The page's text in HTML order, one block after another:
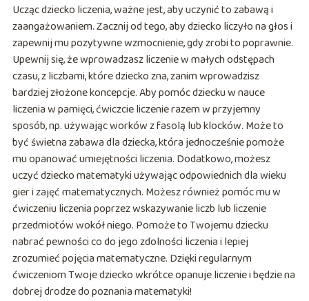
Ucząc dziecko liczenia, ważne jest, aby uczynić to zabawą i
zaangażowaniem. Zacznij od tego, aby dziecko liczyło na głos i
zapewnij mu pozytywne wzmocnienie, gdy zrobi to poprawnie.
Upewnij się, że wprowadzasz liczenie w małych odstępach
czasu, z liczbami, które dziecko zna, zanim wprowadzisz
bardziej złożone koncepcje. Aby pomóc dziecku w nauce
liczenia w pamięci, ćwiczcie liczenie razem w przyjemny
sposób, np. używając worków z fasolą lub klocków. Może to
być świetna zabawa dla dziecka, która jednocześnie pomoże
mu opanować umiejętności liczenia. Dodatkowo, możesz
uczyć dziecko matematyki używając odpowiednich dla wieku
gier i zajęć matematycznych. Możesz również pomóc mu w
ćwiczeniu liczenia poprzez wskazywanie liczb lub liczenie
przedmiotów wokół niego. Pomoże to Twojemu dziecku
nabrać pewności co do jego zdolności liczenia i lepiej
zrozumieć pojęcia matematyczne. Dzięki regularnym
ćwiczeniom Twoje dziecko wkrótce opanuje liczenie i będzie na
dobrej drodze do poznania matematyki!